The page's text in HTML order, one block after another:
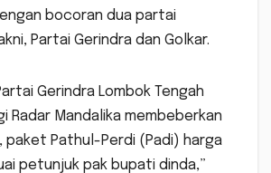
bocoran dua partai
Partai Gerindra dan Golkar.
Gerindra Lombok Tengah
Radar Mandalika membeberkan
paket Pathul-Perdi (Padi) harga
petunjuk pak bupati dinda,”